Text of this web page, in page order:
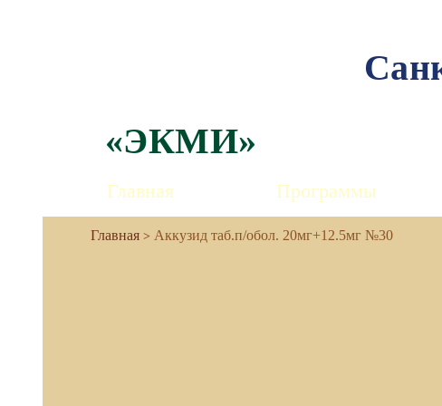
«ЭКМИ»
Главная Программы
Аккузид таб.п/обол. 20мг+12.5мг №30